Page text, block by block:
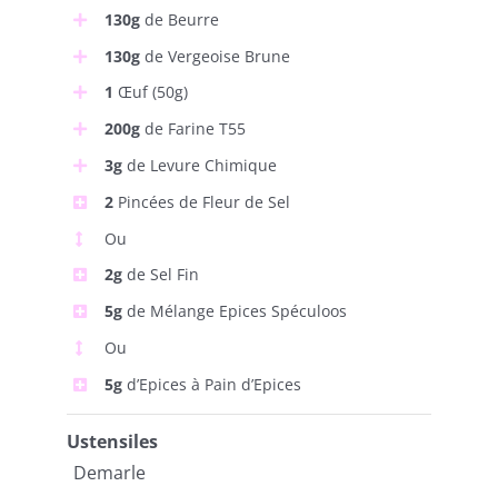
130gde Beurre
130gde Vergeoise Brune
1 Œuf (50g)
200gde Farine T55
3gde Levure Chimique
2Pincées de Fleur de Sel
Ou
2gde Sel Fin
5gde Mélange Epices Spéculoos
Ou
5gd’Epices à Pain d’Epices
Ustensiles
Demarle